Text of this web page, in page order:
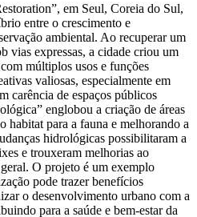
em Seul, Coreia do Sul,
entre o crescimento e
ambiental. Ao recuperar um
vias expressas, a cidade criou um
múltiplos usos e funções
valiosas, especialmente em
carência de espaços públicos
englobou a criação de áreas
habitat para a fauna e melhorando a
hidrológicas possibilitaram a
e trouxeram melhorias ao
O projeto é um exemplo
pode trazer benefícios
o desenvolvimento urbano com a
para a saúde e bem-estar da